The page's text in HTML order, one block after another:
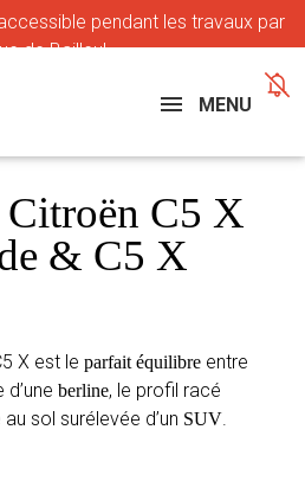
pendant les travaux par
de Bailleul
MENU
C5 X
& C5 X
X est le parfait équilibre entre
berline, le profil racé
sol surélevée d’un SUV.